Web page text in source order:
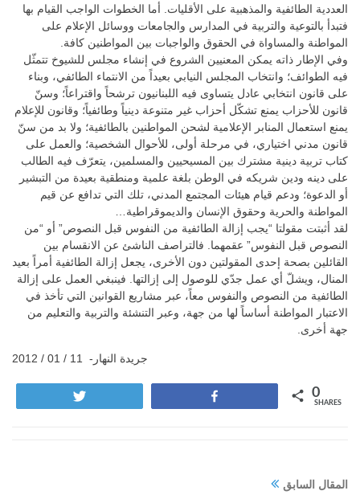
العددية الطائفية والمذهبية على الأقليات. أما الخطوات الواجب القيام بها
فتبدأ بالتوعية والتربية في المدارس والجامعات ووسائل الإعلام على
المواطنة والمساواة في الحقوق والواجبات بين المواطنين كافة.
وفي الإطار ذاته يمكن المعنيين الشروع في إنشاء مجلس للشيوخ تتمثّل
فيه الطوائف؛ وانتخاب المجلس النيابي بعيداً من الانتماء الطائفي، وبناء
على قانون انتخابي عادل يتساوى فيه اللبنانيون ترشحاً واقتراعاً؛ وسنّ
قانون للأحزاب يمنع تشكّل أحزاب غير متنوعة دينياً وطائفياً؛ وقانون للإعلام
يمنع استعمال المنابر الإعلامية لشحن المواطنين بالطائفية؛ ولا بد من سنّ
قانون مدني اختياري، في مرحلة أولى، للأحوال الشخصية؛ والعمل على
كتاب تربية دينية مشترك بين المسيحيين والمسلمين، يتعرّف فيه الطالب
على دينه ودين شريكه في الوطن بلغة علمية ومنطقية بعيدة من التبشير
أو الدعوة؛ ودعم قيام هيئات المجتمع المدني، تلك التي تدافع عن قيم
المواطنة والحرية وحقوق الإنسان والديموقراطية…
لقد أثبتت مقولتا “يجب إزالة الطائفية من النفوس قبل النصوص” أو “من
النصوص قبل النفوس” عقمهما. فالتراصف الناشئ عن الانقسام بين
القائلين بصحة إحدى المقولتين دون الأخرى، يجعل إزالة الطائفية أمراً بعيد
المنال، ويشلّ أي عمل جدّي للوصول إلى إزالتها. فينبغي العمل على إزالة
الطائفية من النصوص والنفوس معاً، عبر مشاريع القوانين التي تأخذ في
الاعتبار المواطنة أساساً لها من جهة، وعبر التنشئة والتربية والتعليم من
جهة أخرى.
جريدة النهار- 11 / 01 / 2012
0
SHARES
المقال السابق